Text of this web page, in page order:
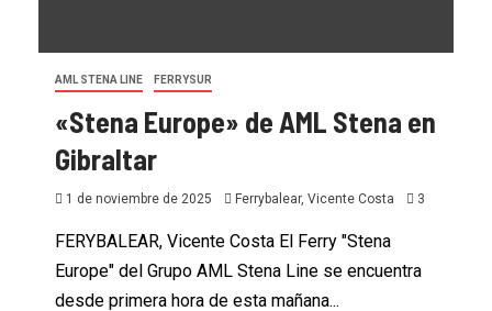
AML STENA LINE FERRYSUR
«Stena Europe» de AML Stena en
Gibraltar
1 de noviembre de 2025 Ferrybalear, Vicente Costa 3
FERYBALEAR, Vicente Costa El Ferry "Stena
Europe" del Grupo AML Stena Line se encuentra
desde primera hora de esta mañana...